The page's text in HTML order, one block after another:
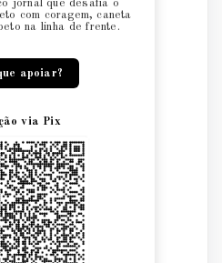
jornal que desafia o
com coragem, caneta
na linha de frente.
apoiar?
via Pix